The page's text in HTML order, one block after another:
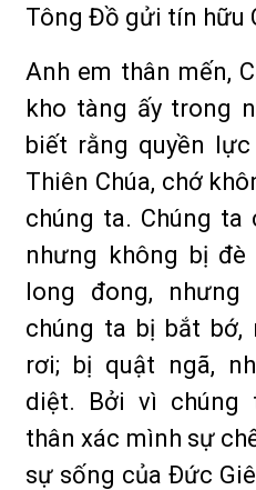
Tông Đồ gửi tín hữu
Anh em thân mến,
kho tàng ấy trong
biết rằng quyền
Thiên Chúa, chớ
chúng ta. Chúng
nhưng không bị đè
long đong, nhưng
chúng ta bị bắt bớ,
rơi; bị quật ngã,
diệt. Bởi vì chúng
thân xác mình sự
sự sống của Ðức